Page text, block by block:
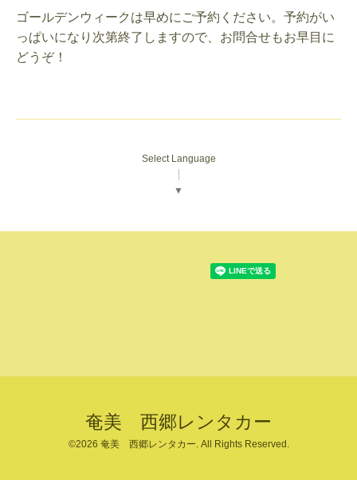
ゴールデンウィークは早めにご予約ください。予約がい
っぱいになり次第終了しますので、お問合せもお早目に
どうぞ！
Select Language
▼
奄美 西郷レンタカー
©2026 奄美 西郷レンタカー . All Rights Reserved.